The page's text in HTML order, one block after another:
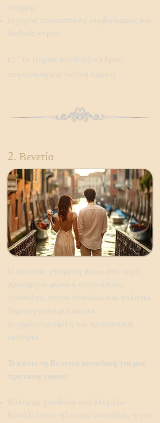
στιγμής
Ισχυρός πολιτιστικός συμβολισμός και
διεθνές κύρος
👉 Το Παρίσι συνδυάζει κύρος,
συγκίνηση και διεθνή λάμψη.
2. Βενετία
Η Βενετία, χτισμένη πάνω στο νερό,
προσφέρει φυσική σκηνοθεσία·
γόνδολες, στενά σοκάκια και παλάτια
δημιουργούν μια άμεσα
κινηματογραφική και προσωπική
εμπειρία.
Τι κάνει τη Βενετία μοναδική για μια
πρόταση γάμου:
Βόλτα με γόνδολα στο Μεγάλο
Κανάλι (στον ήλιο της ανατολής ή του